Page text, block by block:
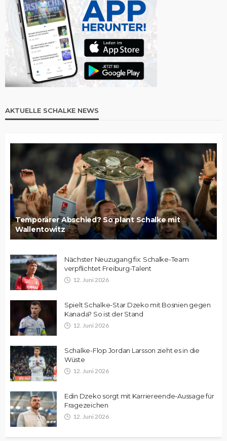
AKTUELLE SCHALKE NEWS
Temporärer Abschied? So plant Schalke mit
Wallentowitz
Nächster Neuzugang fix: Schalke-Team
verpflichtet Freiburg-Talent
12. Juni 2026
Spielt Schalke-Star Dzeko mit Bosnien gegen
Kanada? So ist der Stand
12. Juni 2026
Schalke-Flop Jordan Larsson zieht es in die
Wüste
12. Juni 2026
Edin Dzeko sorgt mit Karriereende-Aussage für
Fragezeichen
12. Juni 2026